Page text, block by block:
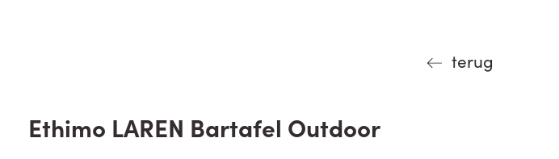
terug
Ethimo LAREN Bartafel Outdoor